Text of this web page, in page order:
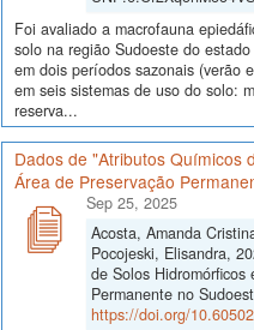
Foi avaliado a macrofauna
solo na região Sudoeste do
em dois períodos sazonais (verão
em seis sistemas de uso do solo:
reserva...
Dados de "Atributos Químicos
Área de Preservação
Sep 25, 2025
Acosta, Amanda
Pocojeski, Elisandra,
de Solos Hidromórficos
Permanente no
https://doi.org/